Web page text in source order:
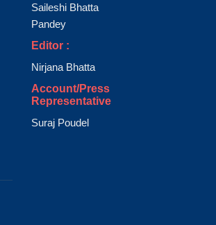
Saileshi Bhatta
Pandey
Editor :
Nirjana Bhatta
Account/Press
Representative
Suraj Poudel